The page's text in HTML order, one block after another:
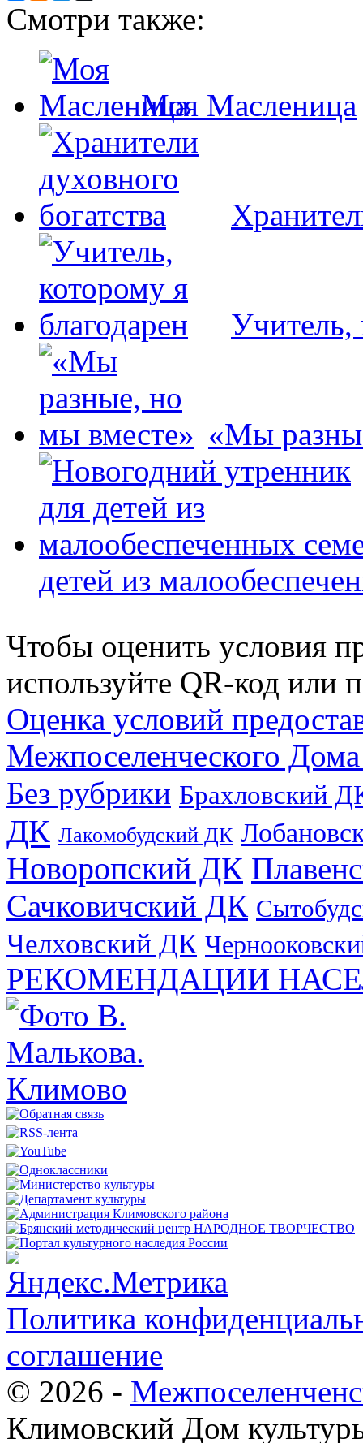
Смотри также:
Моя Масленица
Учитель,
«Мы
детей из
Чтобы оценить условия
используйте QR-код или
Оценка условий
Межпоселенческого
Без рубрики Брахловский
ДК Лакомобудский ДК
Новоропский ДК
Сачковичский ДК
Челховский ДК
РЕКОМЕНДАЦИИ
Политика
соглашение
© 2026 -
Климовский Дом